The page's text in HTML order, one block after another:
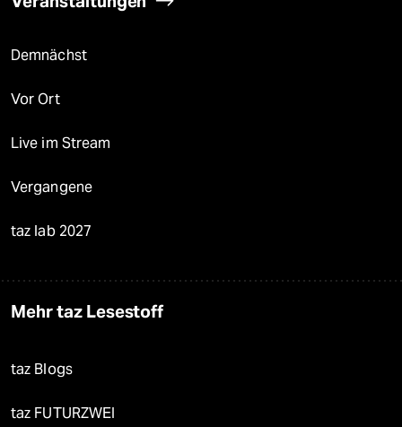
Demnächst
Vor Ort
Live im Stream
Vergangene
taz lab 2027
Mehr taz Lesestoff
taz Blogs
taz FUTURZWEI